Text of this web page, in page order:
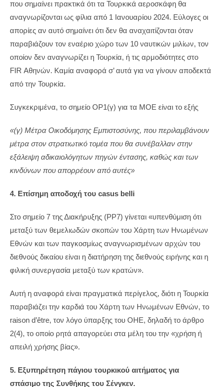
που σημαίνει πρακτικά ότι τα Τουρκικά αεροσκάφη θα
αναγνωρίζονται ως φίλια από 1 Ιανουαρίου 2024. Εύλογες οι
απορίες αν αυτό σημαίνει ότι δεν θα αναχαιτίζονται όταν
παραβιάζουν τον εναέριο χώρο των 10 ναυτικών μιλίων, τον
οποίον δεν αναγνωρίζει η Τουρκία, ή τις αρμοδιότητες στο
FIR Αθηνών. Καμία αναφορά σ’ αυτά για να γίνουν αποδεκτά
από την Τουρκία.
Συγκεκριμένα, το σημείο OP1(γ) για τα ΜΟΕ είναι το εξής
«(γ) Μέτρα Οικοδόμησης Εμπιστοσύνης, που περιλαμβάνουν
μέτρα στον στρατιωτικό τομέα που θα συνέβαλλαν στην
εξάλειψη αδικαιολόγητων πηγών έντασης, καθώς και των
κινδύνων που απορρέουν από αυτές»
4. Επίσημη αποδοχή του casus belli
Στο σημείο 7 της Διακήρυξης (PP7) γίνεται «υπενθύμιση ότι
μεταξύ των θεμελιωδών σκοπών του Χάρτη των Ηνωμένων
Εθνών και των παγκοσμίως αναγνωρισμένων αρχών του
διεθνούς δικαίου είναι η διατήρηση της διεθνούς ειρήνης και η
φιλική συνεργασία μεταξύ των κρατών».
Αυτή η αναφορά είναι πραγματικά περίγελος, διότι η Τουρκία
παραβιάζει την καρδιά του Χάρτη των Ηνωμένων Εθνών, το
raison d’être, τον λόγο ύπαρξης του ΟΗΕ, δηλαδή το άρθρο
2(4), το οποίο ρητά απαγορεύει στα μέλη του την «χρήση ή
απειλή χρήσης βίας».
5. Εξυπηρέτηση πάγιου τουρκικού αιτήματος για
σπάσιμο της Συνθήκης του Σένγκεν.